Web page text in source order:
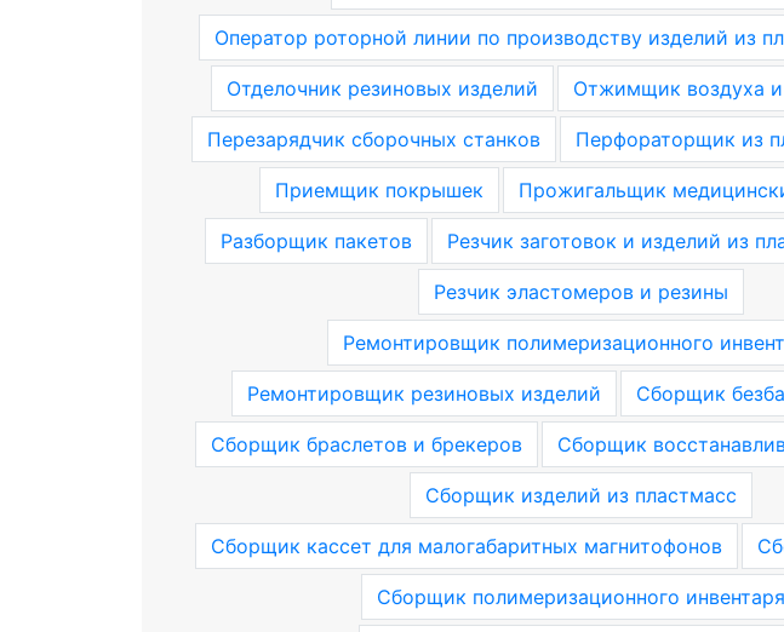
Оператор роторной линии по производству изделий из
Отделочник резиновых изделий Отжимщик воздуха и
Перезарядчик сборочных станков Перфораторщик из
Приемщик покрышек Прожигальщик
Разборщик пакетов Резчик заготовок и изделий из
Резчик эластомеров и резины
Ремонтировщик полимеризационного
Ремонтировщик резиновых изделий Сборщик
Сборщик браслетов и брекеров Сборщик
Сборщик изделий из пластмасс
Сборщик кассет для малогабаритных магнитофонов
Сборщик полимеризационного инвентаря